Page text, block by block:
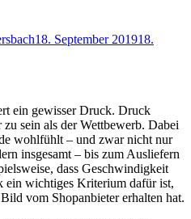
18. September 201918.
ein gewisser Druck. Druck
sein als der Wettbewerb. Dabei
wohlfühlt – und zwar nicht nur
insgesamt – bis zum Ausliefern
dass Geschwindigkeit
ein wichtiges Kriterium dafür ist,
vom Shopanbieter erhalten hat.